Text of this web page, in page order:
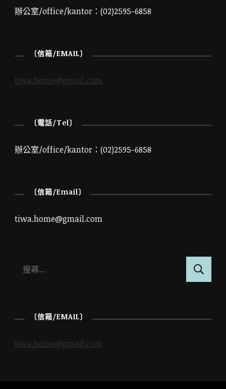
辦公室/office/kantor：(02)2595-6858
〔信箱/EMAIL〕
tiwa.home@gmail.com
〔電話/Tel〕
辦公室/office/kantor：(02)2595-6858
〔信箱/Email〕
tiwa.home@gmail.com
字:
〔信箱/EMAIL〕
tiwa.home@gmail.com